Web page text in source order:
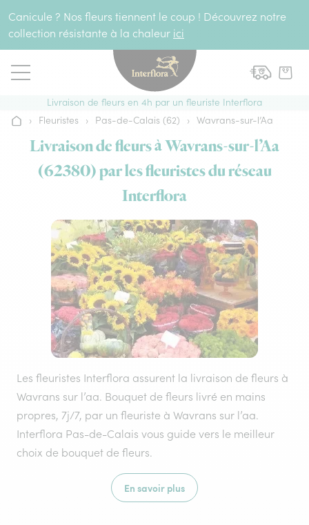
Canicule ? Nos fleurs tiennent le coup ! Découvrez notre
collection résistante à la chaleur ici
Livraison de fleurs en 4h par un fleuriste Interflora
Accueil
› Fleuristes › Pas-de-Calais (62) › Wavrans-sur-l’Aa
Livraison de fleurs à Wavrans-sur-l’Aa
(62380) par les fleuristes du réseau
Interflora
Les fleuristes Interflora assurent la livraison de fleurs à
Wavrans sur l’aa. Bouquet de fleurs livré en mains
propres, 7j/7, par un fleuriste à Wavrans sur l’aa.
Interflora Pas-de-Calais vous guide vers le meilleur
choix de bouquet de fleurs.
En savoir plus